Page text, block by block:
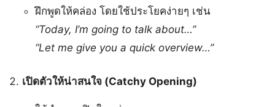
ฝึกพูดให้คล่อง โดยใช้ประโยคง่ายๆ เช่น
“Today, I’m going to talk about…”
“Let me give you a quick overview…”
เปิดตัวให้น่าสนใจ (Catchy Opening)